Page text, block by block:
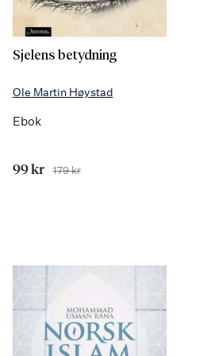
Sjelens betydning
Ole Martin Høystad
Ebok
Tilbudspris
99 kr Før
179 kr